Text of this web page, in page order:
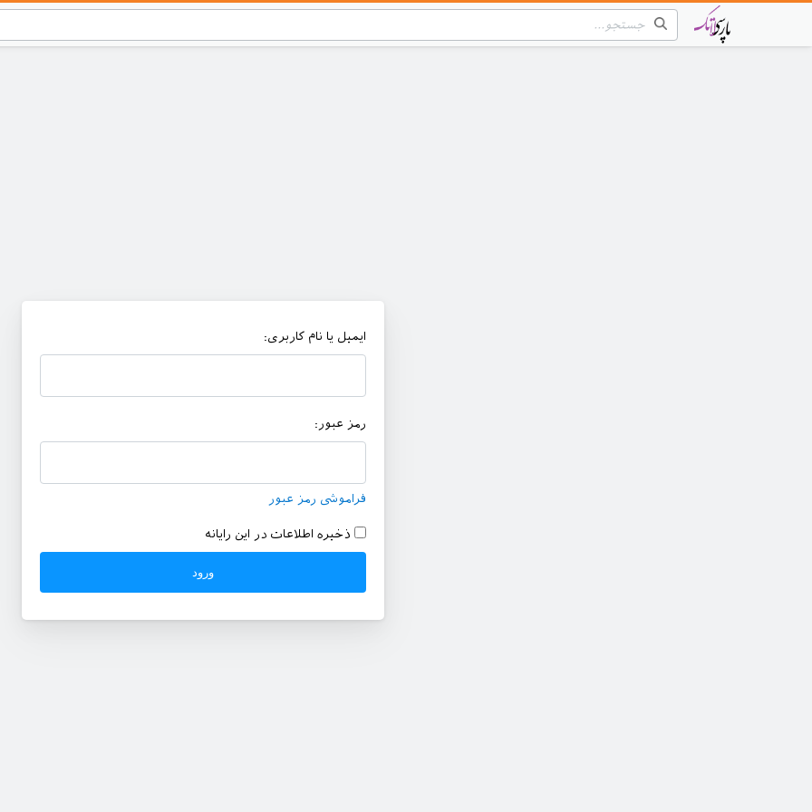
ایمیل یا نام کاربری:
رمز عبور:
فراموشی رمز عبور
ذخیره اطلاعات در این رایانه